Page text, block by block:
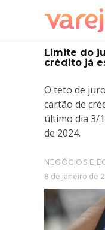
Limite do
crédito já
O teto de
cartão de
último dia 3/
de 2024.
NEGÓCIOS E
8 de janeiro de